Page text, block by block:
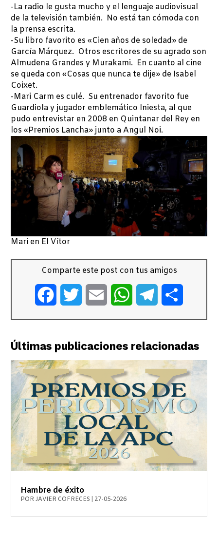
-La radio le gusta mucho y el lenguaje audiovisual
de la televisión también. No está tan cómoda con
la prensa escrita.
-Su libro favorito es «Cien años de soledad» de
García Márquez. Otros escritores de su agrado son
Almudena Grandes y Murakami. En cuanto al cine
se queda con «Cosas que nunca te dije» de Isabel
Coixet.
-Mari Carm es culé. Su entrenador favorito fue
Guardiola y jugador emblemático Iniesta, al que
pudo entrevistar en 2008 en Quintanar del Rey en
los «Premios Lancha» junto a Angul Noi.
Mari en El Vítor
Comparte este post con tus amigos
FacebookTwitter Email WhatsAppTelegram
Últimas publicaciones relacionadas
Hambre de éxito
PORJAVIER COFRECES 27-05-2026